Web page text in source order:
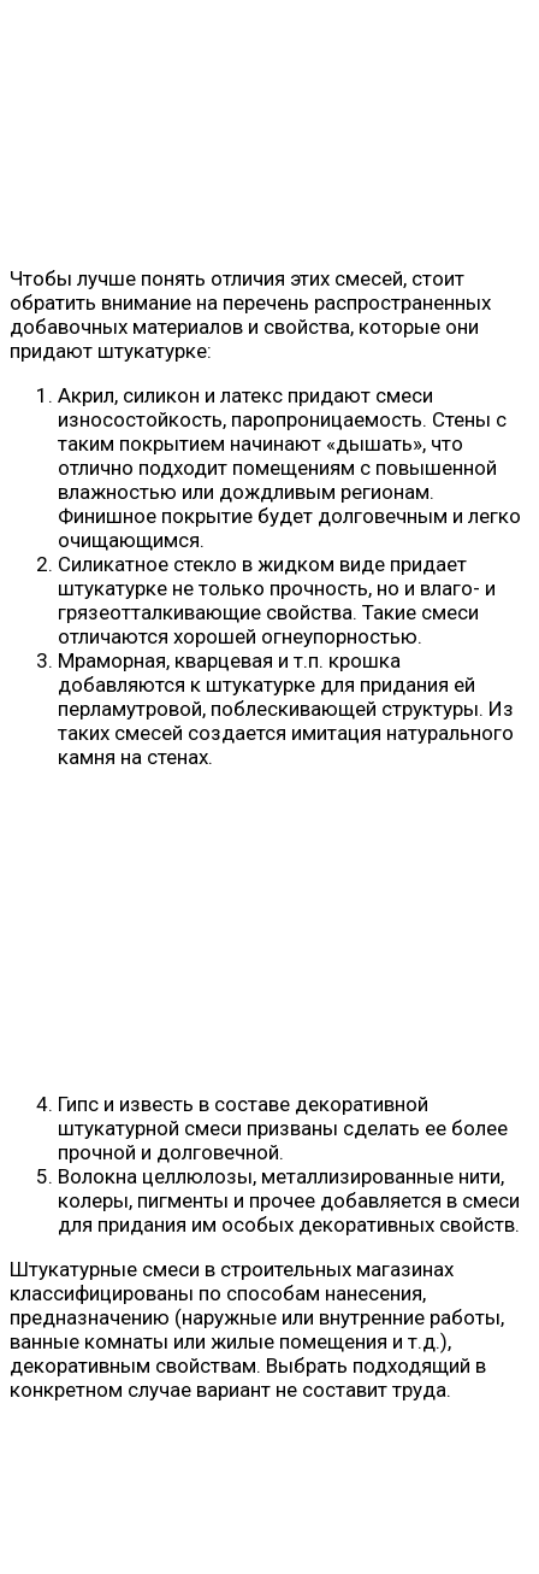
Чтобы лучше понять отличия этих смесей, стоит
обратить внимание на перечень распространенных
добавочных материалов и свойства, которые они
придают штукатурке:
Акрил, силикон и латекс придают смеси
износостойкость, паропроницаемость. Стены с
таким покрытием начинают «дышать», что
отлично подходит помещениям с повышенной
влажностью или дождливым регионам.
Финишное покрытие будет долговечным и легко
очищающимся.
Силикатное стекло в жидком виде придает
штукатурке не только прочность, но и влаго- и
грязеотталкивающие свойства. Такие смеси
отличаются хорошей огнеупорностью.
Мраморная, кварцевая и т.п. крошка
добавляются к штукатурке для придания ей
перламутровой, поблескивающей структуры. Из
таких смесей создается имитация натурального
камня на стенах.
Гипс и известь в составе декоративной
штукатурной смеси призваны сделать ее более
прочной и долговечной.
Волокна целлюлозы, металлизированные нити,
колеры, пигменты и прочее добавляется в смеси
для придания им особых декоративных свойств.
Штукатурные смеси в строительных магазинах
классифицированы по способам нанесения,
предназначению (наружные или внутренние работы,
ванные комнаты или жилые помещения и т.д.),
декоративным свойствам. Выбрать подходящий в
конкретном случае вариант не составит труда.